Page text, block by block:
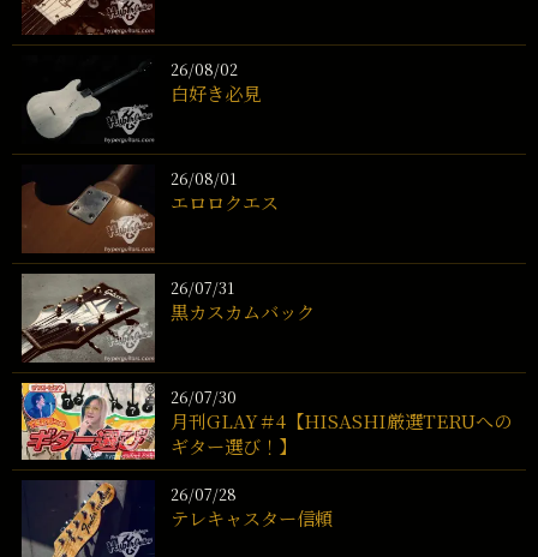
26/08/02
白好き必見
26/08/01
エロロクエス
26/07/31
黒カスカムバック
26/07/30
月刊GLAY＃4【HISASHI厳選TERUへの
ギター選び！】
26/07/28
テレキャスター信頼